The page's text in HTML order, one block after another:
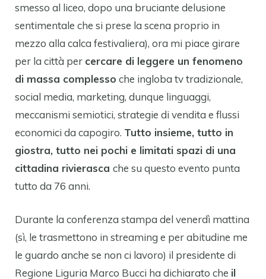
smesso al liceo, dopo una bruciante delusione
sentimentale che si prese la scena proprio in
mezzo alla calca festivaliera), ora mi piace girare
per la città per cercare di leggere un fenomeno
di massa complesso che ingloba tv tradizionale,
social media, marketing, dunque linguaggi,
meccanismi semiotici, strategie di vendita e flussi
economici da capogiro. Tutto insieme, tutto in
giostra, tutto nei pochi e limitati spazi di una
cittadina rivierasca che su questo evento punta
tutto da 76 anni.
Durante la conferenza stampa del venerdì mattina
(sì, le trasmettono in streaming e per abitudine me
le guardo anche se non ci lavoro) il presidente di
Regione Liguria Marco Bucci ha dichiarato che il